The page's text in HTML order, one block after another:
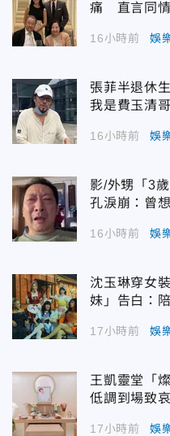
痛 直言同情
16小時前 娛
張菲半退休
我是費玉清
16小時前 娛
影/外甥「3
孔淚崩：曾
16小時前 娛
沈玉琳穿女
妹」告白：
17小時前 娛
王凱靈堂「
低調到場致哀
17小時前 娛